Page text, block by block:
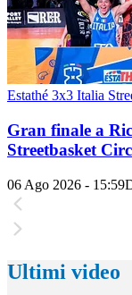
Estathé 3x3 Italia
Gran finale a
Streetbasket
06 Ago 2026 - 15:59
Ultimi video